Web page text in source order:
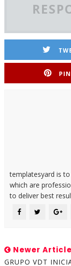
templatesyard is
which are
to deliver best
Newer Article
GRUPO VDT